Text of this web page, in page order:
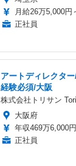
月給26万5,000円
正社員
アートディレクタ
経験必須/大阪
株式会社トリサン
大阪府
年収469万6,000
正社員